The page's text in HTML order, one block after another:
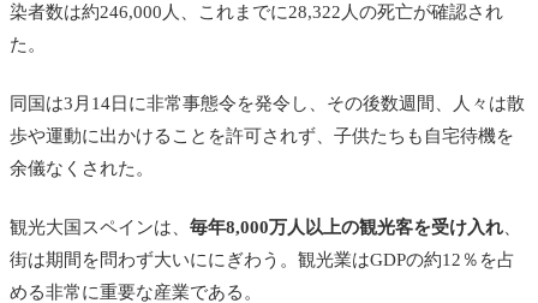
染者数は約246,000人、これまでに28,322人の死亡が確認され
た。
同国は3月14日に非常事態令を発令し、その後数週間、人々は散
歩や運動に出かけることを許可されず、子供たちも自宅待機を
余儀なくされた。
観光大国スペインは、 毎年8,000万人以上の観光客を受け入れ
街は期間を問わず大いににぎわう。観光業はGDPの約12％を占
める非常に重要な産業である。